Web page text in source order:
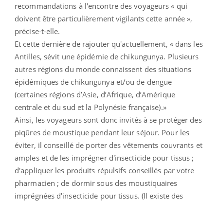
recommandations à l'encontre des voyageurs « qui
doivent être particulièrement vigilants cette année »,
précise-t-elle.
Et cette dernière de rajouter qu'actuellement, « dans les
Antilles, sévit une épidémie de chikungunya. Plusieurs
autres régions du monde connaissent des situations
épidémiques de chikungunya et/ou de dengue
(certaines régions d’Asie, d’Afrique, d’Amérique
centrale et du sud et la Polynésie française).»
Ainsi, les voyageurs sont donc invités à se protéger des
piqûres de moustique pendant leur séjour. Pour les
éviter, il conseillé de porter des vêtements couvrants et
amples et de les imprégner d'insecticide pour tissus ;
d'appliquer les produits répulsifs conseillés par votre
pharmacien ; de dormir sous des moustiquaires
imprégnées d'insecticide pour tissus. (Il existe des